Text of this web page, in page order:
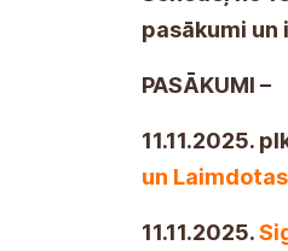
pasākumi un
PASĀKUMI –
11.11.2025.
un
11.11.2025.